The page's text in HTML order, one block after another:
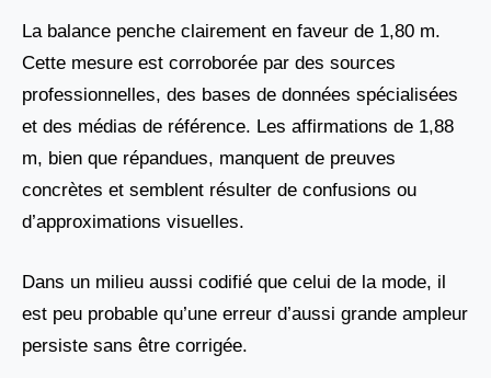
La balance penche clairement en faveur de 1,80 m.
Cette mesure est corroborée par des sources
professionnelles, des bases de données spécialisées
et des médias de référence. Les affirmations de 1,88
m, bien que répandues, manquent de preuves
concrètes et semblent résulter de confusions ou
d’approximations visuelles.
Dans un milieu aussi codifié que celui de la mode, il
est peu probable qu’une erreur d’aussi grande ampleur
persiste sans être corrigée.